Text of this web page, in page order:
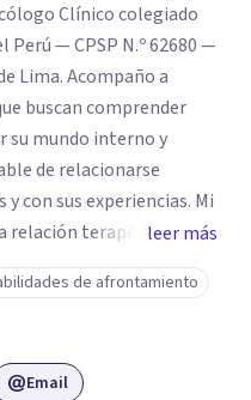
Clínico colegiado
— CPSP N.º 62680 —
a
buscan comprender
su mundo interno y
de relacionarse
con sus experiencias. Mi
relación terapéutica
puedas expresarte
ritmo.
leer más
de afrontamiento
Email